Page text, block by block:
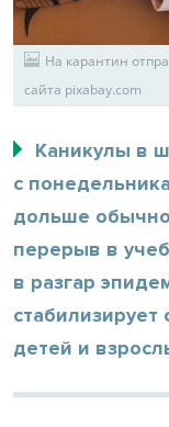
На карантин
сайта pixabay.com
Каникулы в
с
дольше
перерыв в
в разгар
детей и